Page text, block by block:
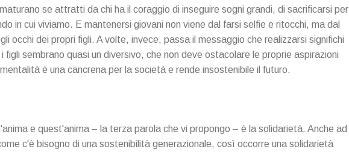
se attratti da chi ha il coraggio di inseguire sogni grandi, di sacrificarsi per
in cui viviamo. E mantenersi giovani non viene dal farsi selfie e ritocchi, ma dal
occhi dei propri figli. A volte, invece, passa il messaggio che realizzarsi significhi
figli sembrano quasi un diversivo, che non deve ostacolare le proprie aspirazioni
è una cancrena per la società e rende insostenibile il futuro.
e quest'anima – la terza parola che vi propongo – è la solidarietà. Anche ad
c'è bisogno di una sostenibilità generazionale, così occorre una solidarietà